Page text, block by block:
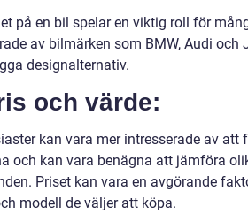
på en bil spelar en viktig roll för
av bilmärken som BMW, Audi och
designalternativ.
och värde:
kan vara mer intresserade av
och kan vara benägna att jämföra
Priset kan vara en avgörande
modell de väljer att köpa.